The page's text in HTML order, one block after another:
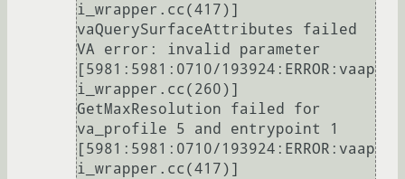
i_wrapper.cc(417)]
vaQuerySurfaceAttributes failed
VA error: invalid parameter
[5981:5981:0710/193924:ERROR:vaap
i_wrapper.cc(260)]
GetMaxResolution failed for
va_profile 5 and entrypoint 1
[5981:5981:0710/193924:ERROR:vaap
i_wrapper.cc(417)]